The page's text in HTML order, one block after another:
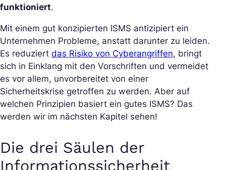
funktioniert.
Mit einem gut konzipierten ISMS antizipiert ein
Unternehmen Probleme, anstatt darunter zu leiden.
Es reduziert das Risiko von Cyberangriffen, bringt
sich in Einklang mit den Vorschriften und vermeidet
es vor allem, unvorbereitet von einer
Sicherheitskrise getroffen zu werden. Aber auf
welchen Prinzipien basiert ein gutes ISMS? Das
werden wir im nächsten Kapitel sehen!
Die drei Säulen der
Informationssicherheit